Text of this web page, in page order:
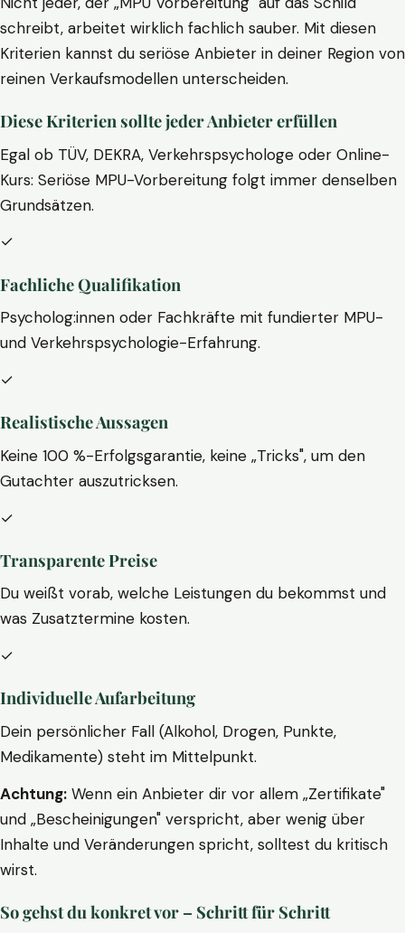
schreibt, arbeitet wirklich fachlich sauber. Mit diesen
Kriterien kannst du seriöse Anbieter in deiner Region von
reinen Verkaufsmodellen unterscheiden.
Diese Kriterien sollte jeder Anbieter erfüllen
Egal ob TÜV, DEKRA, Verkehrspsychologe oder Online-
Kurs: Seriöse MPU-Vorbereitung folgt immer denselben
Grundsätzen.
✓
Fachliche Qualifikation
Psycholog:innen oder Fachkräfte mit fundierter MPU-
und Verkehrspsychologie-Erfahrung.
✓
Realistische Aussagen
Keine 100 %-Erfolgsgarantie, keine „Tricks", um den
Gutachter auszutricksen.
✓
Transparente Preise
Du weißt vorab, welche Leistungen du bekommst und
was Zusatztermine kosten.
✓
Individuelle Aufarbeitung
Dein persönlicher Fall (Alkohol, Drogen, Punkte,
Medikamente) steht im Mittelpunkt.
Achtung: Wenn ein Anbieter dir vor allem „Zertifikate"
und „Bescheinigungen" verspricht, aber wenig über
Inhalte und Veränderungen spricht, solltest du kritisch
wirst.
So gehst du konkret vor – Schritt für Schritt